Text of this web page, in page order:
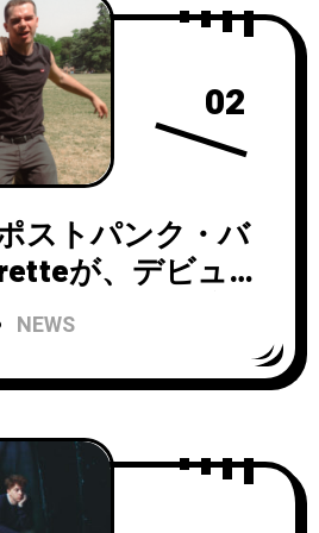
02
ストパンク・バ
が、デビュー
』から最初の
Long」のミュー
を公開！
NEWS